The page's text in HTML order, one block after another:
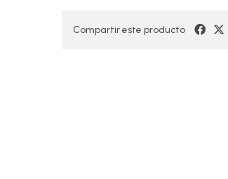
Compartir este producto